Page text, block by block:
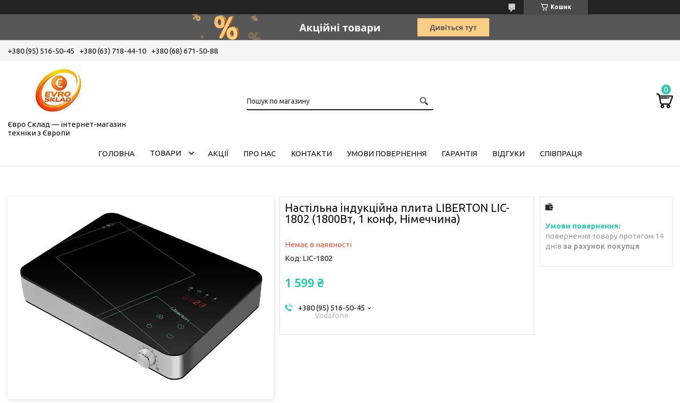
Кошик
+380 (95) 516-50-45 +380 (63) 718-44-10 +380 (68) 671-50-88
Євро Склад — інтернет-магазин
техніки з Європи
ГОЛОВНА ТОВАРИ АКЦІЇ ПРО НАС КОНТАКТИ УМОВИ ПОВЕРНЕННЯ ГАРАНТІЯ ВІДГУКИ СПІВПРАЦЯ
Настільна індукційна плита LIBERTON LIC-
1802 (1800Вт, 1 конф, Німеччина)
Немає в наявності
Код: LIC-1802
1 599 ₴
+380 (95) 516-50-45
Vodafone
повернення товару протягом 14
днів за рахунок покупця